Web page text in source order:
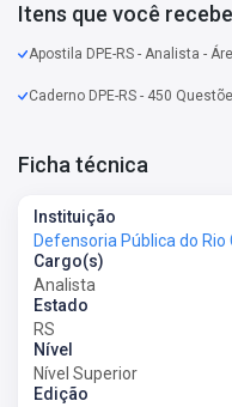
Itens que você
Apostila DPE-RS - Analista -
Caderno DPE-RS - 450
Ficha técnica
Instituição
Cargo(s)
Analista
Estado
RS
Nível
Nível Superior
Edição